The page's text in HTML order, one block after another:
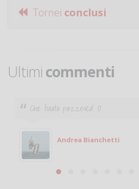
Tornei conclusi
Ultimi commenti
Che figata pazzesca! :O
Andrea Bianchetti